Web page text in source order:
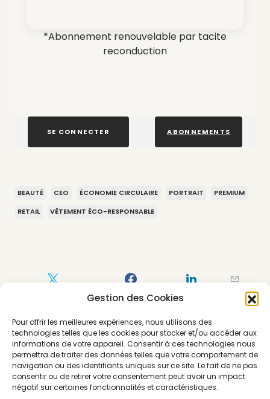
Gestion des Cookies
Pour offrir les meilleures expériences, nous utilisons des
technologies telles que les cookies pour stocker et/ou accéder aux
informations de votre appareil. Consentir à ces technologies nous
permettra de traiter des données telles que votre comportement de
navigation ou des identifiants uniques sur ce site. Le fait de ne pas
consentir ou de retirer votre consentement peut avoir un impact
négatif sur certaines fonctionnalités et caractéristiques.
*Abonnement renouvelable par tacite
reconduction
SE CONNECTER ABONNEMENTS
BEAUTÉ CEO ÉCONOMIE CIRCULAIRE PORTRAIT
PREMIUM
RETAIL
VÊTEMENT ÉCO-RESPONSABLE